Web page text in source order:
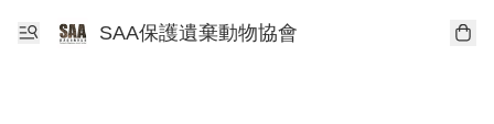
SAA保護遺棄動物協會